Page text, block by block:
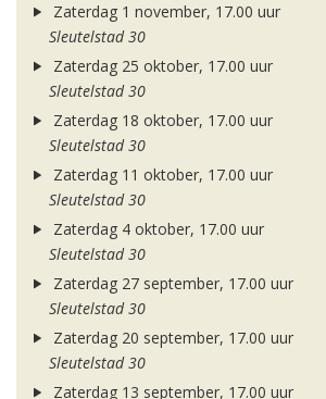
Zaterdag 1 november, 17.00 uur
Sleutelstad 30
Zaterdag 25 oktober, 17.00 uur
Sleutelstad 30
Zaterdag 18 oktober, 17.00 uur
Sleutelstad 30
Zaterdag 11 oktober, 17.00 uur
Sleutelstad 30
Zaterdag 4 oktober, 17.00 uur
Sleutelstad 30
Zaterdag 27 september, 17.00 uur
Sleutelstad 30
Zaterdag 20 september, 17.00 uur
Sleutelstad 30
Zaterdag 13 september, 17.00 uur